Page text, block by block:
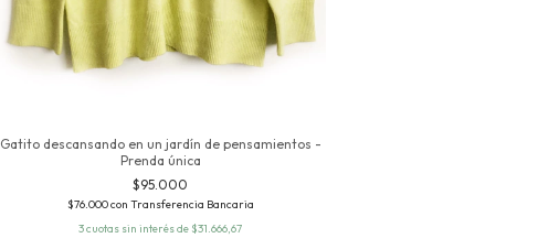
Gatito descansando en un jardín de pensamientos -
Prenda única
$95.000
$76.000con Transferencia Bancaria
3cuotas sin interés de $31.666,67